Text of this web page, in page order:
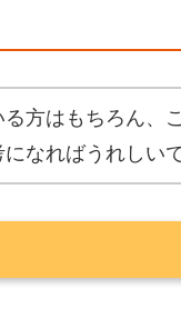
方はもちろん、
なればうれしいで